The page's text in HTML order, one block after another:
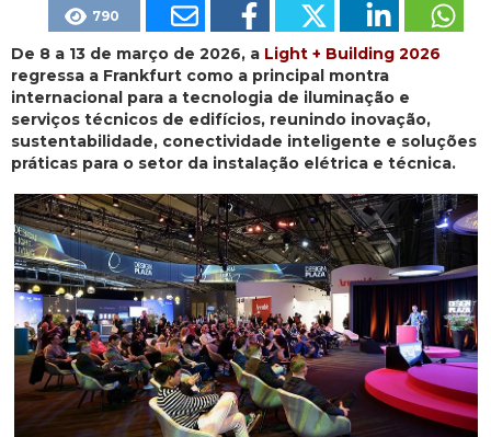
790
De 8 a 13 de março de 2026, a Light + Building 2026
regressa a Frankfurt como a principal montra
internacional para a tecnologia de iluminação e
serviços técnicos de edifícios, reunindo inovação,
sustentabilidade, conectividade inteligente e soluções
práticas para o setor da instalação elétrica e técnica.